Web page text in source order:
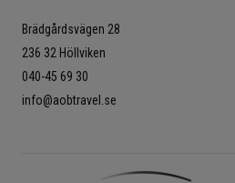
Brädgårdsvägen 28
236 32 Höllviken
040-45 69 30
info@aobtravel.se